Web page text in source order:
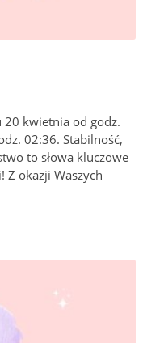
20 kwietnia od godz.
02:36. Stabilność,
to słowa kluczowe
Z okazji Waszych